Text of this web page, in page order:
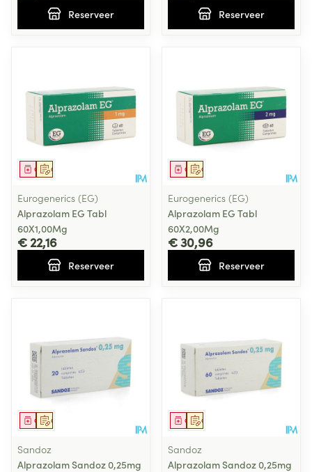
Reserveer Reserveer
Op voorschrift
Geneesmiddel
Eurogenerics (EG)
Alprazolam EG Tabl
60X1,00Mg
€ 22,16
Reserveer
Op voorschrift
Geneesmiddel
Eurogenerics (EG)
Alprazolam EG Tabl
60X2,00Mg
€ 30,96
Reserveer
Op voorschrift
Geneesmiddel
Sandoz
Alprazolam Sandoz 0,25mg
Op voorschrift
Geneesmiddel
Sandoz
Alprazolam Sandoz 0,25mg